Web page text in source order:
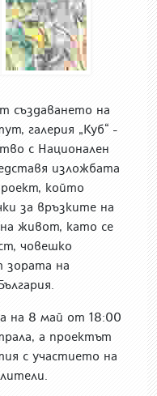
създаването на
галерия „Куб“ -
с Национален
изложбата
който
за връзките на
живот, като се
човешко
зората на
на 8 май от 18:00
а проектът
с участието на